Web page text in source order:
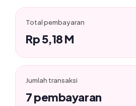
Total pembayaran
Rp 5,18 M
Jumlah transaksi
7 pembayaran